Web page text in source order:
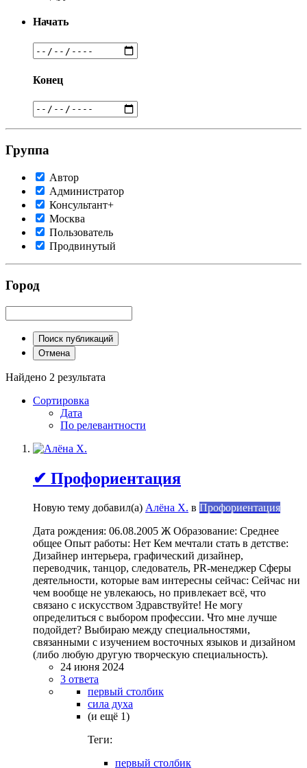
Начать
Конец
Группа
Автор
Администратор
Консультант+
Москва
Пользователь
Продвинутый
Город
Поиск публикаций
Отмена
Найдено 2 результата
Сортировка
Дата
По релевантности
✔ Профориентация
Новую тему добавил(а) Алёна Х. в Профориентация
Дата рождения: 06.08.2005 Ж Образование: Среднее
общее Опыт работы: Нет Кем мечтали стать в детстве:
Дизайнер интерьера, графический дизайнер,
переводчик, танцор, следователь, PR-менеджер Сферы
деятельности, которые вам интересны сейчас: Сейчас ни
чем вообще не увлекаюсь, но привлекает всё, что
связано с искусством Здравствуйте! Не могу
определиться с выбором профессии. Что мне лучше
подойдет? Выбираю между специальностями,
связанными с изучением восточных языков и дизайном
(либо любую другую творческую специальность).
24 июня 2024
3 ответа
первый столбик
сила духа
(и ещё 1)
Теги:
первый столбик